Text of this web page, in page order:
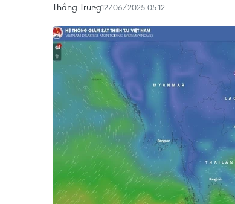
Thắng Trung12/06/2025 05:12